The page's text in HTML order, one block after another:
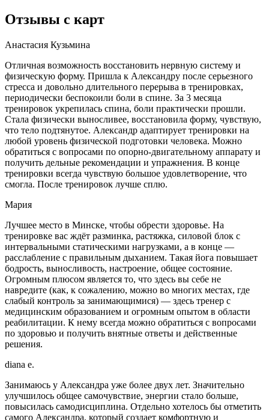
Отзывы с карт
Анастасия Кузьмина
Отличная возможность восстановить нервную систему и
физическую форму. Пришла к Александру после серьезного
стресса и довольно длительного перерыва в тренировках,
периодически беспокоили боли в спине. За 3 месяца
тренировок укрепилась спина, боли практически прошли.
Стала физически выносливее, восстановила форму, чувствую,
что тело подтянутое. Александр адаптирует тренировки на
любой уровень физической подготовки человека. Можно
обратиться с вопросами по опорно-двигательному аппарату и
получить дельные рекомендации и упражнения. В конце
тренировки всегда чувствую большое удовлетворение, что
смогла. После тренировок лучше сплю.
Мария
Лучшее место в Минске, чтобы обрести здоровье. На
тренировке вас ждёт разминка, растяжка, силовой блок с
интервальными статическими нагрузками, а в конце —
расслабление с правильным дыханием. Такая йога повышает
бодрость, выносливость, настроение, общее состояние.
Огромным плюсом является то, что здесь вы себе не
навредите (как, к сожалению, можно во многих местах, где
слабый контроль за занимающимися) — здесь тренер с
медицинским образованием и огромным опытом в области
реабилитации. К нему всегда можно обратиться с вопросами
по здоровью и получить внятные ответы и действенные
решения.
diana e.
Занимаюсь у Александра уже более двух лет. Значительно
улучшилось общее самочувствие, энергии стало больше,
повысилась самодисциплина. Отдельно хотелось бы отметить
самого Александра, который создает комфортную и